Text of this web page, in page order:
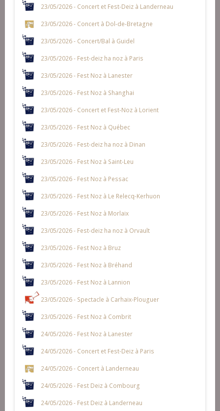
23/05/2026 - Concert et Fest-Deiz à Landerneau
23/05/2026 - Concert à Dol-de-Bretagne
23/05/2026 - Concert/Bal à Guidel
23/05/2026 - Fest-deiz ha noz à Paris
23/05/2026 - Fest Noz à Lanester
23/05/2026 - Fest Noz à Shanghai
23/05/2026 - Concert et Fest-Noz à Lorient
23/05/2026 - Fest Noz à Québec
23/05/2026 - Fest-deiz ha noz à Dinan
23/05/2026 - Fest Noz à Saint-Leu
23/05/2026 - Fest Noz à Pessac
23/05/2026 - Fest Noz à Le Relecq-Kerhuon
23/05/2026 - Fest Noz à Morlaix
23/05/2026 - Fest-deiz ha noz à Orvault
23/05/2026 - Fest Noz à Bruz
23/05/2026 - Fest Noz à Bréhand
23/05/2026 - Fest Noz à Lannion
23/05/2026 - Spectacle à Carhaix-Plouguer
23/05/2026 - Fest Noz à Combrit
24/05/2026 - Fest Noz à Lanester
24/05/2026 - Concert et Fest-Deiz à Paris
24/05/2026 - Concert à Landerneau
24/05/2026 - Fest Deiz à Combourg
24/05/2026 - Fest Deiz à Landerneau